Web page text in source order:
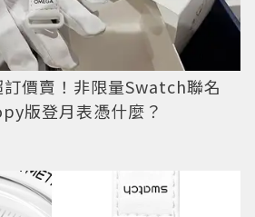
價賣！非限量Swatch聯名
版登月表憑什麼？